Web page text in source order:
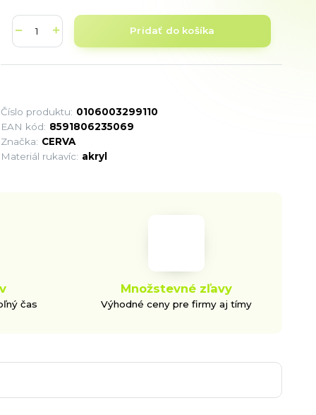
Pridať do košíka
Číslo produktu: 0106003299110
EAN kód: 8591806235069
Značka: CERVA
Materiál rukavíc: akryl
čas
Množstevné zľavy
Výhodné ceny pre firmy aj tímy